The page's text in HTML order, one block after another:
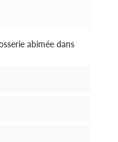
abimée dans